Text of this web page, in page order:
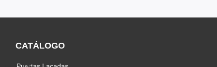
CATÁLOGO